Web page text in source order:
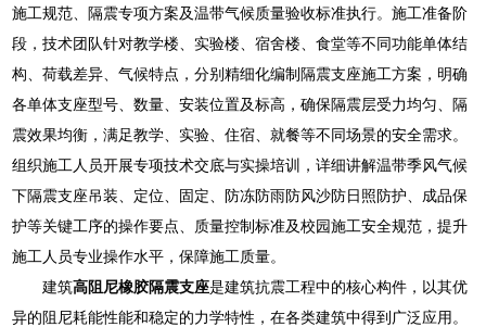
施工规范、隔震专项方案及温带气候质量验收标准执行。施工准备阶
段，技术团队针对教学楼、实验楼、宿舍楼、食堂等不同功能单体结
构、荷载差异、气候特点，分别精细化编制隔震支座施工方案，明确
各单体支座型号、数量、安装位置及标高，确保隔震层受力均匀、隔
震效果均衡，满足教学、实验、住宿、就餐等不同场景的安全需求。
组织施工人员开展专项技术交底与实操培训，详细讲解温带季风气候
下隔震支座吊装、定位、固定、防冻防雨防风沙防日照防护、成品保
护等关键工序的操作要点、质量控制标准及校园施工安全规范，提升
施工人员专业操作水平，保障施工质量。
建筑高阻尼橡胶隔震支座是建筑抗震工程中的核心构件，以其优
异的阻尼耗能性能和稳定的力学特性，在各类建筑中得到广泛应用。